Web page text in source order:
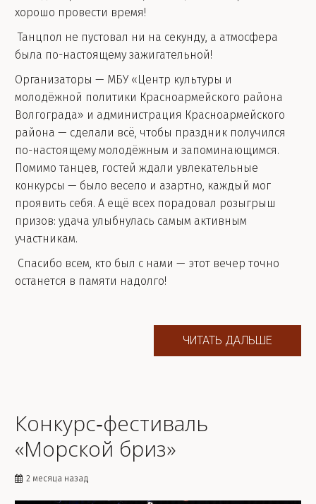
хорошо провести время!
Танцпол не пустовал ни на секунду, а атмосфера
была по-настоящему зажигательной!
Организаторы — МБУ «Центр культуры и
молодёжной политики Красноармейского района
Волгограда» и администрация Красноармейского
района — сделали всё, чтобы праздник получился
по-настоящему молодёжным и запоминающимся.
Помимо танцев, гостей ждали увлекательные
конкурсы — было весело и азартно, каждый мог
проявить себя. А ещё всех порадовал розыгрыш
призов: удача улыбнулась самым активным
участникам.
Спасибо всем, кто был с нами — этот вечер точно
останется в памяти надолго!
ЧИТАТЬ ДАЛЬШЕ
Конкурс‑фестиваль
«Морской бриз»
2 месяца назад